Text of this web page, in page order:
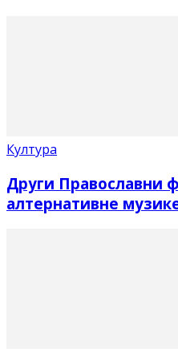
Култура
Други Православни
алтернативне